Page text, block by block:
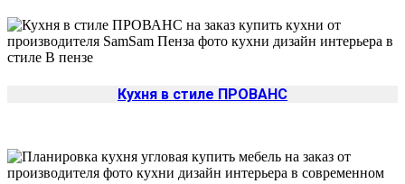
Кухня в стиле ПРОВАНС